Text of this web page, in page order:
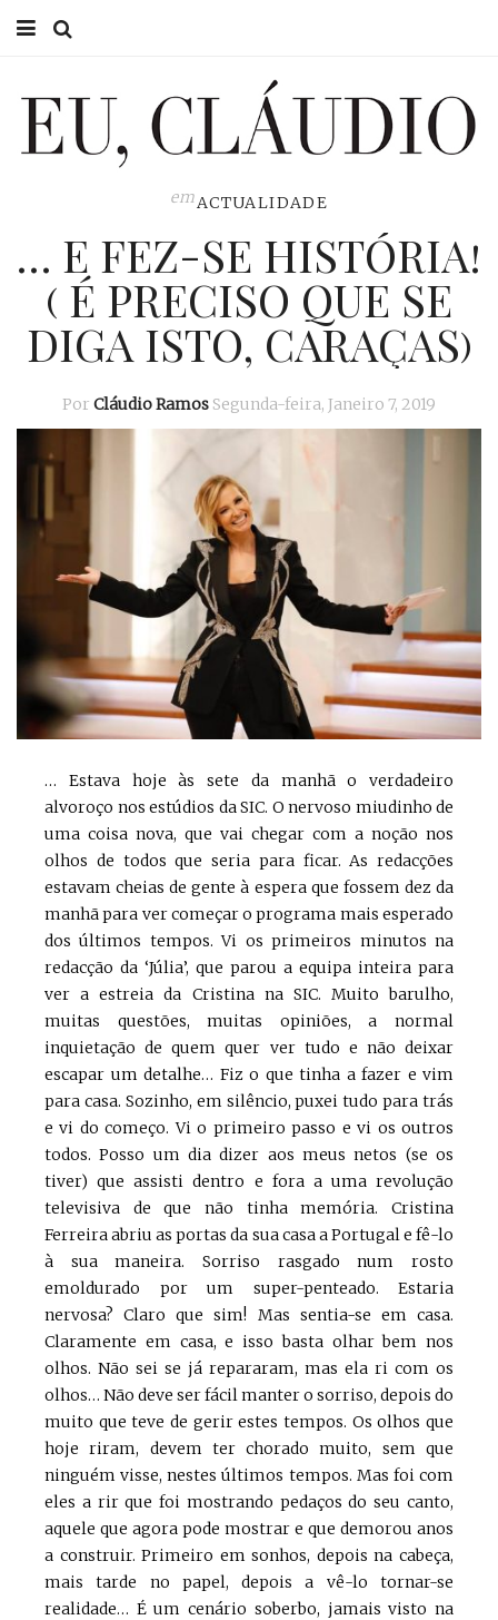
EU CLÁUDIO
EU NA TV
EU, PAI
ACTUALIDADE
emACTUALIDADE
… E FEZ-SE HISTÓRIA!
( É PRECISO QUE SE
DIGA ISTO, CARAÇAS)
Por Cláudio Ramos Segunda-feira, Janeiro 7, 2019
… Estava hoje às sete da manhã o verdadeiro
alvoroço nos estúdios da SIC. O nervoso miudinho de
uma coisa nova, que vai chegar com a noção nos
olhos de todos que seria para ficar. As redacções
estavam cheias de gente à espera que fossem dez da
manhã para ver começar o programa mais esperado
dos últimos tempos. Vi os primeiros minutos na
redacção da ‘Júlia’, que parou a equipa inteira para
ver a estreia da Cristina na SIC. Muito barulho,
muitas questões, muitas opiniões, a normal
inquietação de quem quer ver tudo e não deixar
escapar um detalhe… Fiz o que tinha a fazer e vim
para casa. Sozinho, em silêncio, puxei tudo para trás
e vi do começo. Vi o primeiro passo e vi os outros
todos. Posso um dia dizer aos meus netos (se os
tiver) que assisti dentro e fora a uma revolução
televisiva de que não tinha memória. Cristina
Ferreira abriu as portas da sua casa a Portugal e fê-lo
à sua maneira. Sorriso rasgado num rosto
emoldurado por um super-penteado. Estaria
nervosa? Claro que sim! Mas sentia-se em casa.
Claramente em casa, e isso basta olhar bem nos
olhos. Não sei se já repararam, mas ela ri com os
olhos… Não deve ser fácil manter o sorriso, depois do
muito que teve de gerir estes tempos. Os olhos que
hoje riram, devem ter chorado muito, sem que
ninguém visse, nestes últimos tempos. Mas foi com
eles a rir que foi mostrando pedaços do seu canto,
aquele que agora pode mostrar e que demorou anos
a construir. Primeiro em sonhos, depois na cabeça,
mais tarde no papel, depois a vê-lo tornar-se
realidade… É um cenário soberbo, jamais visto na